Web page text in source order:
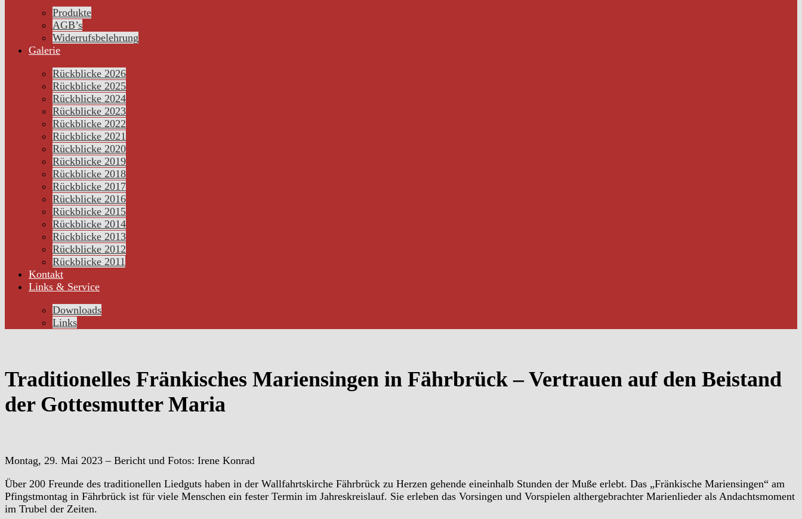
Produkte
AGB’s
Widerrufsbelehrung
Galerie
Rückblicke 2026
Rückblicke 2025
Rückblicke 2024
Rückblicke 2023
Rückblicke 2022
Rückblicke 2021
Rückblicke 2020
Rückblicke 2019
Rückblicke 2018
Rückblicke 2017
Rückblicke 2016
Rückblicke 2015
Rückblicke 2014
Rückblicke 2013
Rückblicke 2012
Rückblicke 2011
Kontakt
Links & Service
Downloads
Links
Traditionelles Fränkisches Mariensingen in Fährbrück – Vertrauen auf den Beistand
der Gottesmutter Maria
Montag, 29. Mai 2023 – Bericht und Fotos: Irene Konrad
Über 200 Freunde des traditionellen Liedguts haben in der Wallfahrtskirche Fährbrück zu Herzen gehende eineinhalb Stunden der Muße erlebt. Das „Fränkische Mariensingen“ am
Pfingstmontag in Fährbrück ist für viele Menschen ein fester Termin im Jahreskreislauf. Sie erleben das Vorsingen und Vorspielen althergebrachter Marienlieder als Andachtsmoment
im Trubel der Zeiten.